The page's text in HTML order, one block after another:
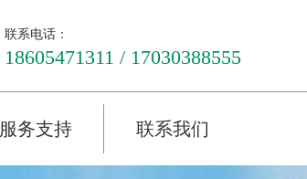
联系电话：
18605471311 / 17030388555
服务支持 联系我们